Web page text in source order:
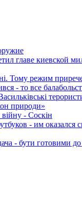
главе киевской
Тому режим
- то все
природи»
- Соскін
- им оказался
- бути готовими до